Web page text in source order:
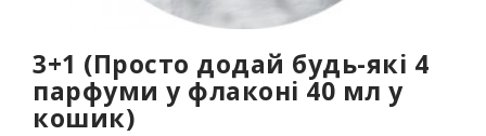
3+1 (Просто додай будь-які 4
парфуми у флаконі 40 мл у
кошик)